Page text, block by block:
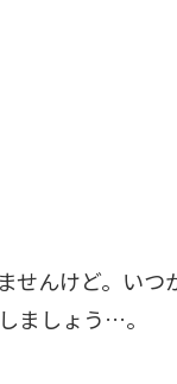
せんけど。い
ましょう…。